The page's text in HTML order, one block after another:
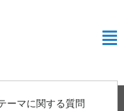
ーマに関する質問